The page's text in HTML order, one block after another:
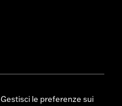
Gestisci le preferenze sui